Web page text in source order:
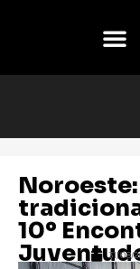
10º
31/08/